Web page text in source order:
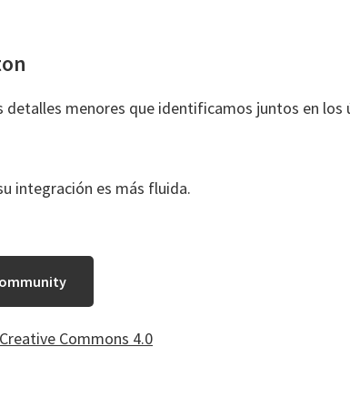
detalles menores que identificamos juntos en
integración es más fluida.
Creative Commons 4.0